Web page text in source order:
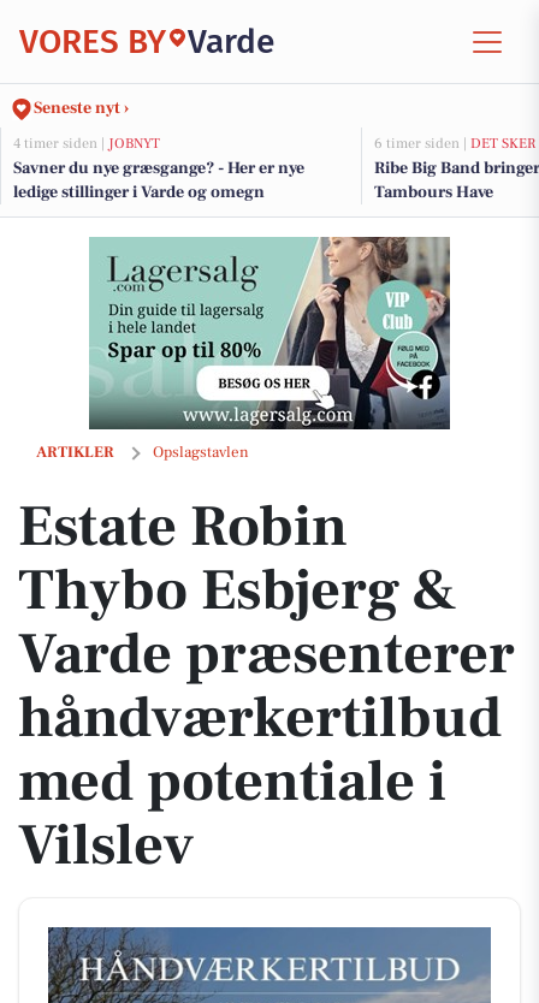
VORES BY Varde
Seneste nyt ›
4 timer siden | JOBNYT
Savner du nye græsgange? - Her er nye
ledige stillinger i Varde og omegn
6 timer siden | DET SKER
Ribe Big Band
Tambours Have
ARTIKLER Opslagstavlen
Estate Robin Thybo Esbjerg & Varde præsenterer håndværkertilbud
Estate Robin
Thybo Esbjerg &
Varde præsenterer
håndværkertilbud
med potentiale i
Vilslev